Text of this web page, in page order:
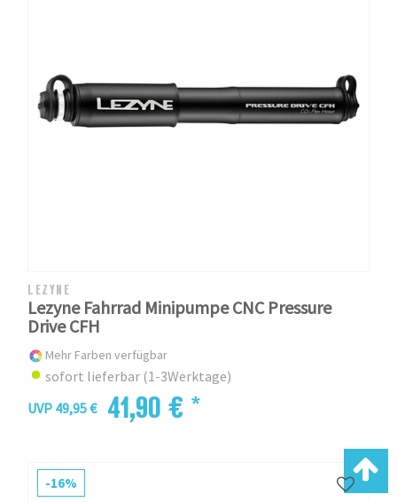
LEZYNE
Lezyne Fahrrad Minipumpe CNC Pressure
Drive CFH
Mehr Farben verfügbar
sofort lieferbar (1-3Werktage)
UVP 49,95 €
41,90 € *
-16%